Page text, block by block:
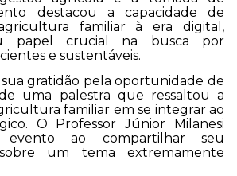
destacou a capacidade de
familiar à era digital,
papel crucial na busca por
e sustentáveis.
sua gratidão pela oportunidade de
uma palestra que ressaltou a
familiar em se integrar ao
O Professor Júnior Milanesi
ao compartilhar seu
um tema extremamente